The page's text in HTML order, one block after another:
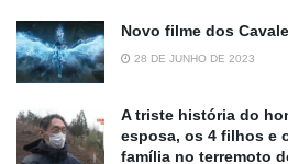
Novo filme dos
28 DE JUNHO DE 2023
A triste história do
esposa, os 4 filhos e
família no terremoto